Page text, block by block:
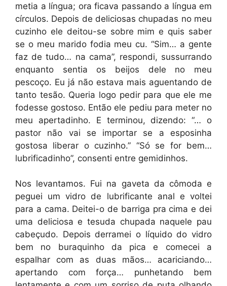
metia a língua; ora ficava passando a língua em
círculos. Depois de deliciosas chupadas no meu
cuzinho ele deitou-se sobre mim e quis saber
se o meu marido fodia meu cu. “Sim… a gente
faz de tudo… na cama”, respondi, sussurrando
enquanto sentia os beijos dele no meu
pescoço. Eu já não estava mais aguentando de
tanto tesão. Queria logo pedir para que ele me
fodesse gostoso. Então ele pediu para meter no
meu apertadinho. E terminou, dizendo: “… o
pastor não vai se importar se a esposinha
gostosa liberar o cuzinho.” “Só se for bem…
lubrificadinho”, consenti entre gemidinhos.
Nos levantamos. Fui na gaveta da cômoda e
peguei um vidro de lubrificante anal e voltei
para a cama. Deitei-o de barriga pra cima e dei
uma deliciosa e tesuda chupada naquele pau
cabeçudo. Depois derramei o líquido do vidro
bem no buraquinho da pica e comecei a
espalhar com as duas mãos… acariciando…
apertando com força… punhetando bem